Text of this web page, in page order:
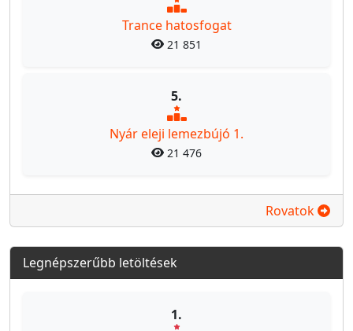
Trance hatosfogat
21 851
5.
Nyár eleji lemezbújó 1.
21 476
Rovatok
Legnépszerűbb letöltések
1.